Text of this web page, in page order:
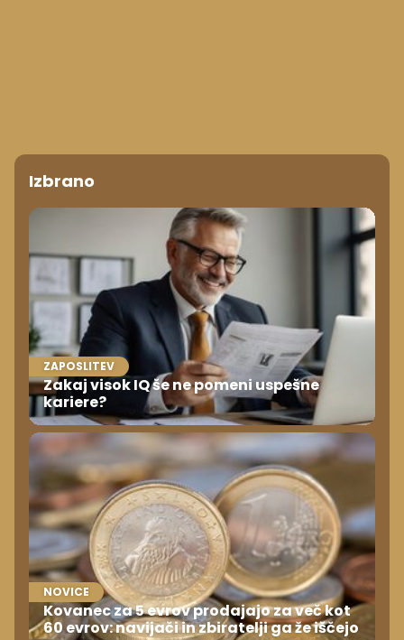
Izbrano
ZAPOSLITEV
Zakaj visok IQ še ne pomeni uspešne
kariere?
NOVICE
Kovanec za 5 evrov prodajajo za več kot
60 evrov: navijači in zbiratelji ga že iščejo